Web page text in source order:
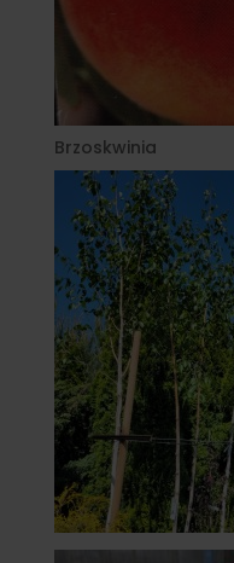
Brzoskwinia